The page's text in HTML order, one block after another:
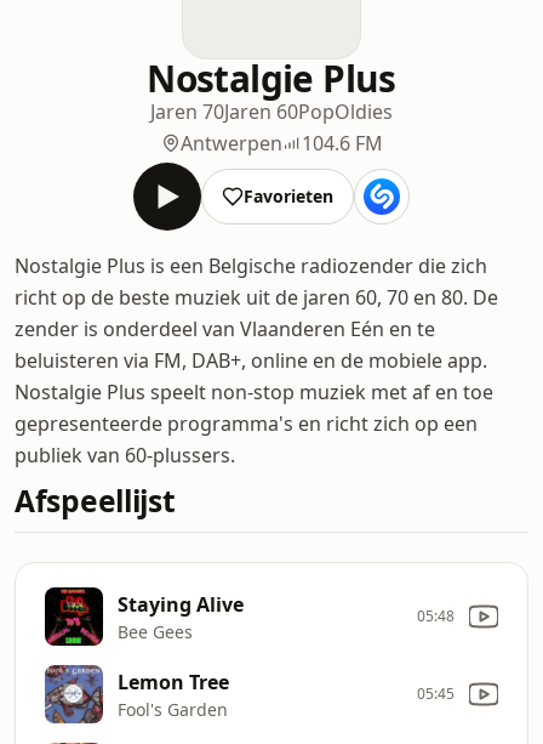
Nostalgie Plus
Jaren 70Jaren 60PopOldies
Antwerpen
104.6 FM
Favorieten
Nostalgie Plus is een Belgische radiozender die zich
richt op de beste muziek uit de jaren 60, 70 en 80. De
zender is onderdeel van Vlaanderen Eén en te
beluisteren via FM, DAB+, online en de mobiele app.
Nostalgie Plus speelt non-stop muziek met af en toe
gepresenteerde programma's en richt zich op een
publiek van 60-plussers.
Afspeellijst
Staying Alive
Bee Gees
05:48
Lemon Tree
Fool's Garden
05:45